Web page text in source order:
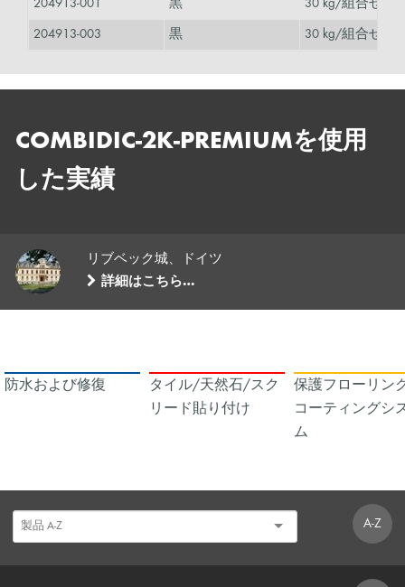
204913-001 黒 30 kg/組合せ包
204913-003 黒 30 kg/組合せ包
COMBIDIC-2K-PREMIUMを使用
した実績
リブベック城、ドイツ
詳細はこちら…
防水および修復
タイル/天然石/スク
リード貼り付け
保護フローリン
コーティングシ
ム
A-Z